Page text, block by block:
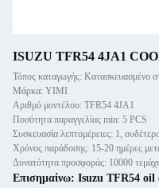
ISUZU TFR54 4JA1
Τόπος καταγωγής: Κατασκευασμένο
Μάρκα: YIMI
Αριθμό μοντέλου: TFR54 4JA1
Ποσότητα παραγγελίας min: 5 PCS
Χρόνος παράδοσης: 15-20 ημέρες
Δυνατότητα προσφοράς: 10000
Επισημαίνω: Isuzu TFR54 oil